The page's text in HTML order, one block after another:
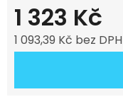
1 323 Kč
1 093,39 Kč bez DPH